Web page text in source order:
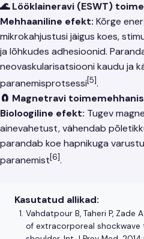
🌊 Lööklaineravi (ESWT)
Mehhaaniline efekt: Kõrge
mikrokahjustusi jäigus koes,
ja lõhkudes adhesioonid.
neovaskularisatsiooni kaudu ja
paranemisprotsessi[5].
🧲 Magnetravi
Bioloogiline efekt: Tugev
ainevahetust, vähendab
parandab koe hapnikuga
paranemist[6].
Kasutatud allikad:
Vahdatpour B, Taheri P, Zade
of extracorporeal shockwave